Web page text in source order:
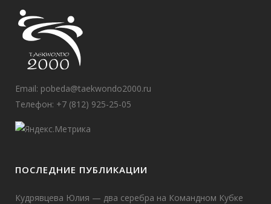
Email: pobeda@taekwondo2000.ru
Телефон: +7 (812) 925-25-05
ПОСЛЕДНИЕ ПУБЛИКАЦИИ
Кудрявцева Юлия — два серебра на Командном Кубке